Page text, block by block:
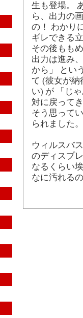
生も登場。
ら、出力の
の！ わかり
ギレできる
その後もも
出力は進み
から」 とい
て (彼女が
い) が 「じ
対に戻って
そう思って
られました
ウィルスバ
のディスプ
なるくらい
なに汚れる